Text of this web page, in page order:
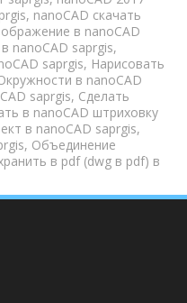
, nanoCAD скачать
в nanoCAD
nanoCAD saprgis
saprgis, Нарисовать
в nanoCAD
saprgis, Сделать
в nanoCAD штриховку
в nanoCAD saprgis
, Объединение
в pdf (dwg в pdf) в